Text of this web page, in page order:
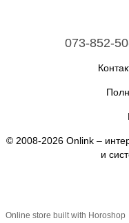
073-852-
© 2008-2026 Onlink –
и
Online store built with Horoshop